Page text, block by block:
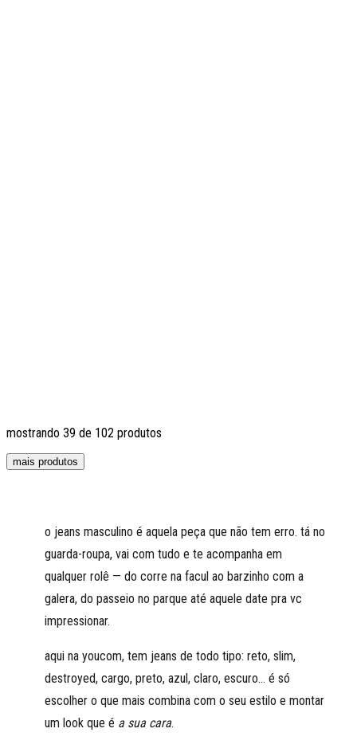
mostrando 39 de 102 produtos
mais produtos
o jeans masculino é aquela peça que não tem erro. tá no
guarda-roupa, vai com tudo e te acompanha em
qualquer rolê — do corre na facul ao barzinho com a
galera, do passeio no parque até aquele date pra vc
impressionar.
aqui na youcom, tem jeans de todo tipo: reto, slim,
destroyed, cargo, preto, azul, claro, escuro... é só
escolher o que mais combina com o seu estilo e montar
um look que é a sua cara.